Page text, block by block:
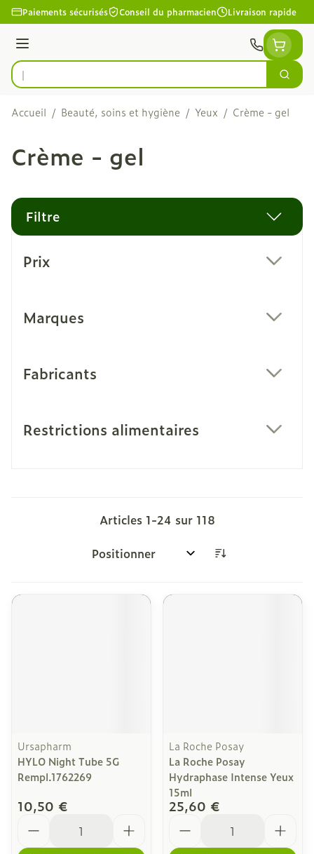
Aller au contenu
Paiements sécurisés Conseil du pharmacien Livraison rapide
Menu
Rechercher
Accueil / Beauté, soins et hygiène / Yeux / Crème - gel
Crème - gel
Filtre
Prix
Marques
Fabricants
Restrictions alimentaires
Articles 1-24 sur 118
Trier par:
Ursapharm
HYLO Night Tube 5G
Rempl.1762269
10,50 €
La Roche Posay
La Roche Posay
Hydraphase Intense Yeux
15ml
25,60 €